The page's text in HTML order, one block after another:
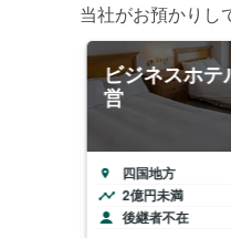
当社がお預かりし
ビジネスホテ
営
四国地方
2億円未満
後継者不在